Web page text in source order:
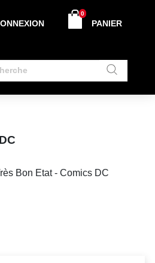
PANIER
0
Bon Etat - Comics DC